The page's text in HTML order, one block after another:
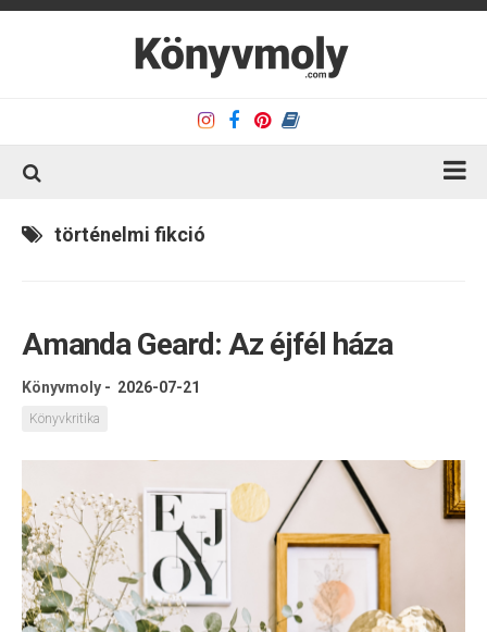
Kapcsolat
Olvasó sarok
Könyveim
Rólam
történelmi fikció
Amanda Geard: Az éjfél háza
Könyvmoly - 2026-07-21
Könyvkritika